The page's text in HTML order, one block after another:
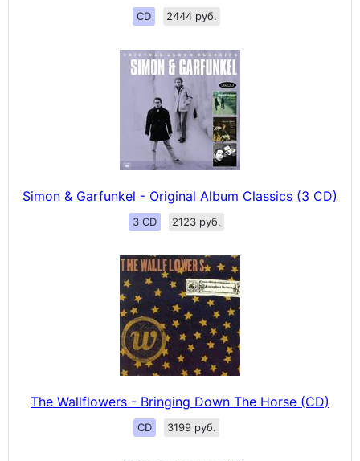
CD 2444 руб.
Simon & Garfunkel - Original Album Classics (3 CD)
3 CD 2123 руб.
The Wallflowers - Bringing Down The Horse (CD)
CD 3199 руб.